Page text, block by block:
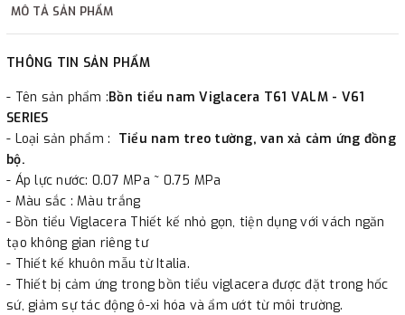
2. Thanh toán trực tiếp tại :
phường Cát Linh, quận Đống Đa, Hà Nội.
3. Chuyển khoản qua ngân hàng
- Nếu địa điểm giao hàng khác với địa điểm thanh toán
hoặc với những đơn đặt hàng ngoài nội thành Hà Nội.
Chúng tôi sẽ thu tiền trước 100% giá trị hàng + phí vận
chuyển theo cước phí tính trong chính sách vận chuyển
bằng phương thức chuyển khoản trước khi giao hàng.
MÔ TẢ SẢN PHẨM
THÔNG TIN SẢN PHẨM
- Tên sản phẩm :Bồn tiểu nam Viglacera T61 VALM - V61
SERIES​
- Loại sản phẩm : Tiểu nam treo tường, van xả cảm ứng đồng
bộ.
- Áp lực nước: 0.07 MPa ~ 0.75 MPa
- Màu sắc : Màu trắng
- Bồn tiểu Viglacera Thiết kế nhỏ gọn, tiện dụng với vách ngăn
tạo không gian riêng tư
- Thiết kế khuôn mẫu từ Italia.
- Thiết bị cảm ứng trong bồn tiểu viglacera được đặt trong hốc
sứ, giảm sự tác động ô-xi hóa và ẩm ướt từ môi trường.